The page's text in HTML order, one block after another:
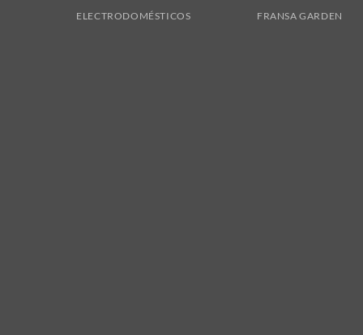
ELECTRODOMÉSTICOS FRANSA GARDEN